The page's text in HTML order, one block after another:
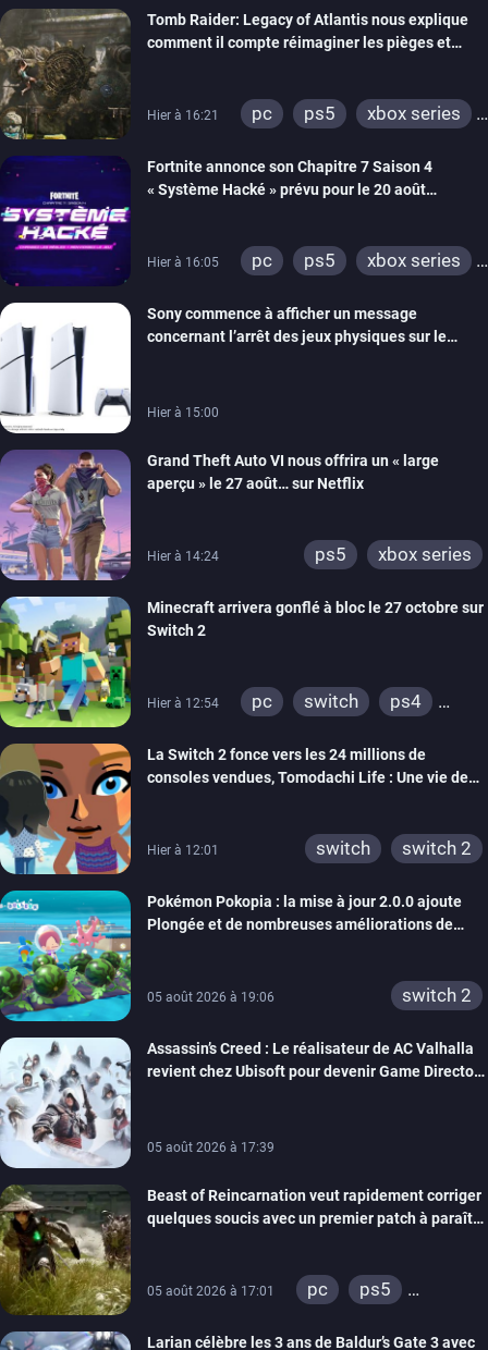
Tomb Raider: Legacy of Atlantis nous explique
comment il compte réimaginer les pièges et
Hier à 16:21 pc ps5
xbox series
Fortnite annonce son Chapitre 7 Saison 4
« Système Hacké » prévu pour le 20 août
Hier à 16:05 pc ps5
xbox series
ps4
xbox one
switch 2
Sony commence à afficher un message
concernant l’arrêt des jeux physiques sur le
Hier à 15:00
Grand Theft Auto VI nous offrira un « large
aperçu » le 27 août… sur Netflix
Hier à 14:24 ps5 xbox series
Minecraft arrivera gonflé à bloc le 27 octobre sur
Switch 2
Hier à 12:54 pc switch
ps4
wiiu
3ds
ps3
xbox 360
switch 2
La Switch 2 fonce vers les 24 millions de
consoles vendues, Tomodachi Life : Une vie de
Hier à 12:01 switch switch 2
Pokémon Pokopia : la mise à jour 2.0.0 ajoute
Plongée et de nombreuses améliorations de
05 août 2026 à 19:06 switch 2
Assassin’s Creed : Le réalisateur de AC Valhalla
revient chez Ubisoft pour devenir Game Director
05 août 2026 à 17:39
Beast of Reincarnation veut rapidement corriger
quelques soucis avec un premier patch à paraître
05 août 2026 à 17:01 pc
ps5
Larian célèbre les 3 ans de Baldur’s Gate 3 avec